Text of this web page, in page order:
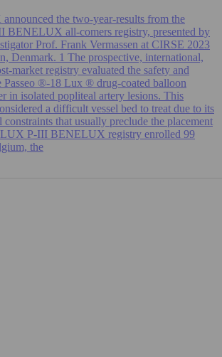
the two-year-results from the
all-comers registry, presented by
Prof. Frank Vermassen at CIRSE 2023
Denmark. 1 The prospective, international,
market registry evaluated the safety and
Passeo ®-18 Lux ® drug-coated balloon
in isolated popliteal artery lesions. This
a difficult vessel bed to treat due to its
constraints that usually preclude the placement
P-III BENELUX registry enrolled 99
the